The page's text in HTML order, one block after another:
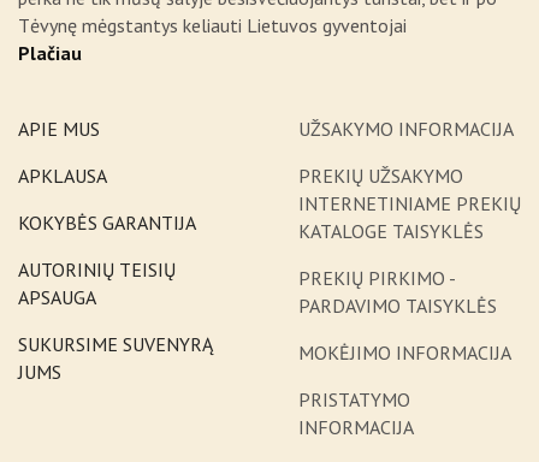
Tėvynę mėgstantys keliauti Lietuvos gyventojai
Plačiau
APIE MUS
APKLAUSA
KOKYBĖS GARANTIJA
AUTORINIŲ TEISIŲ
APSAUGA
SUKURSIME SUVENYRĄ
JUMS
UŽSAKYMO INFORMACIJA
PREKIŲ UŽSAKYMO
INTERNETINIAME PREKIŲ
KATALOGE TAISYKLĖS
PREKIŲ PIRKIMO -
PARDAVIMO TAISYKLĖS
MOKĖJIMO INFORMACIJA
PRISTATYMO
INFORMACIJA